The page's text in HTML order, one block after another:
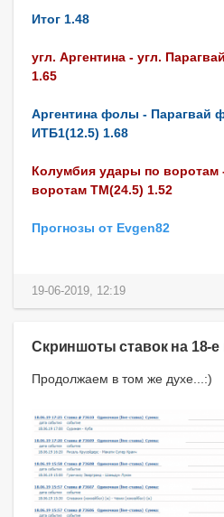
Итог 1.48
угл. Аргентина - угл.
1.65
Аргентина фолы - Парагвай
ИТБ1(12.5) 1.68
Колумбия удары по воротам
воротам ТМ(24.5) 1.52
Прогнозы от Evgen82
19-06-2019, 12:19
Скриншоты ставок на 18-
Продолжаем в том же духе...:)